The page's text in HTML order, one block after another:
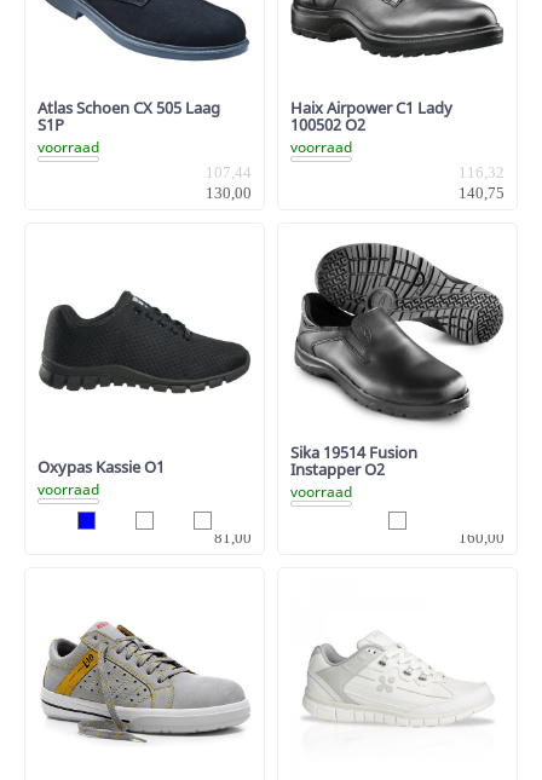
Atlas Schoen CX 505 Laag
S1P
voorraad
107,44
130,00
Haix Airpower C1 Lady
100502 O2
voorraad
116,32
140,75
Oxypas Kassie O1
voorraad
81,00
Sika 19514 Fusion
Instapper O2
voorraad
160,00